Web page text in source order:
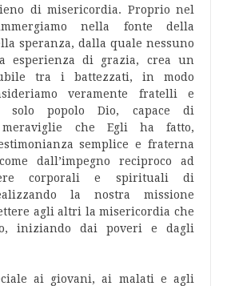
di misericordia. Proprio nel
nella fonte della
speranza, dalla quale nessuno
esperienza di grazia, crea un
tra i battezzati, in modo
veramente fratelli e
popolo Dio, capace di
che Egli ha fatto,
semplice e fraterna
dall’impegno reciproco ad
corporali e spirituali di
la nostra missione
agli altri la misericordia che
iniziando dai poveri e dagli
ai giovani, ai malati e agli